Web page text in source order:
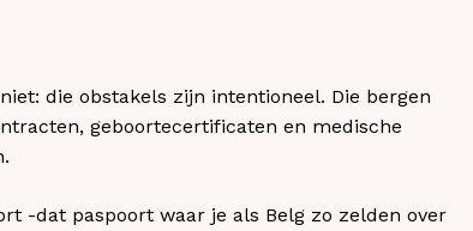
die obstakels zijn intentioneel. Die bergen
geboortecertificaten en medische
-dat paspoort waar je als Belg zo zelden over